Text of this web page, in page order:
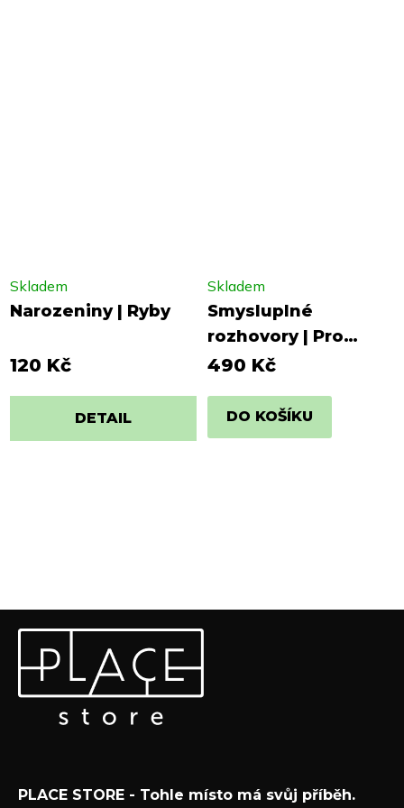
Narozeniny | Ryby
Skladem
120 Kč
DETAIL
Smysluplné
rozhovory | Pro
rodiny (150 otázek)
Skladem
490 Kč
DO KOŠÍKU
Odebírat newsletter
Vložte svůj e-mail a my vám budeme zasílat informace o
nových produktech na našem e-shopu.
ochrany osobních údajů
PLACE STORE - Tohle místo má svůj příběh.